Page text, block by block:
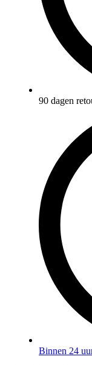
90 dagen
Binnen 24